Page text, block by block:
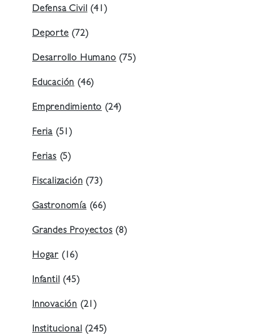
Defensa Civil (41)
Deporte (72)
Desarrollo Humano (75)
Educación (46)
Emprendimiento (24)
Feria (51)
Ferias (5)
Fiscalización (73)
Gastronomía(66)
Grandes Proyectos (8)
Hogar (16)
Infantil (45)
Innovación (21)
Institucional (245)